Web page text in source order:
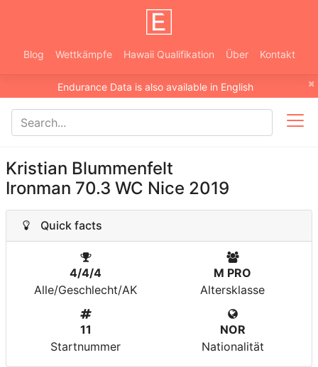
Blog Wettkämpfe Hawaii Qualifikation Über Kontakt
×
Endurance Data is also available in English
Kristian Blummenfelt
Ironman 70.3 WC Nice 2019
Quick facts
4/4/4
Alle/Geschlecht/AK
M PRO
Altersklasse
11
Startnummer
NOR
Nationalität